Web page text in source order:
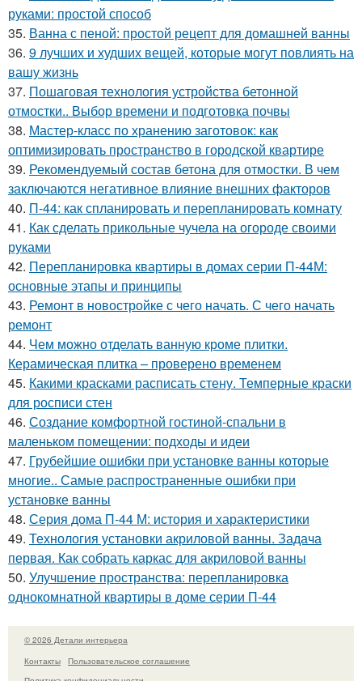
руками: простой способ
35. Ванна с пеной: простой рецепт для домашней ванны
36. 9 лучших и худших вещей, которые могут повлиять на
вашу жизнь
37. Пошаговая технология устройства бетонной
отмостки.. Выбор времени и подготовка почвы
38. Мастер-класс по хранению заготовок: как
оптимизировать пространство в городской квартире
39. Рекомендуемый состав бетона для отмостки. В чем
заключаются негативное влияние внешних факторов
40. П-44: как спланировать и перепланировать комнату
41. Как сделать прикольные чучела на огороде своими
руками
42. Перепланировка квартиры в домах серии П-44М:
основные этапы и принципы
43. Ремонт в новостройке с чего начать. С чего начать
ремонт
44. Чем можно отделать ванную кроме плитки.
Керамическая плитка – проверено временем
45. Какими красками расписать стену. Темперные краски
для росписи стен
46. Создание комфортной гостиной-спальни в
маленьком помещении: подходы и идеи
47. Грубейшие ошибки при установке ванны которые
многие.. Самые распространенные ошибки при
установке ванны
48. Серия дома П-44 М: история и характеристики
49. Технология установки акриловой ванны. Задача
первая. Как собрать каркас для акриловой ванны
50. Улучшение пространства: перепланировка
однокомнатной квартиры в доме серии П-44
© 2026 Детали интерьера
Контакты
Пользовательское соглашение